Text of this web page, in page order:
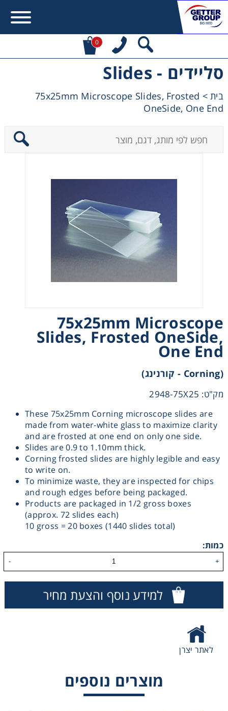
0
סליידים - Slides
בית>
75x25mm Microscope Slides, Frosted
OneSide, One End
75x25mm Microscope
Slides, Frosted OneSide,
One End
(Corning - קורנינג)
מק"ט: 2948-75X25
These 75x25mm Corning microscope slides are
made from water-white glass to maximize clarity
and are frosted at one end on only one side.
Slides are 0.9 to 1.10mm thick.
Corning frosted slides are highly legible and easy
to write on.
To minimize waste, they are inspected for chips
and rough edges before being packaged.
Products are packaged in 1/2 gross boxes
(approx. 72 slides each)
10 gross = 20 boxes (1440 slides total)
כמות:
+
-
למידע נוסף והצעת מחיר
לאתר יצרן
מוצרים נוספים
Contact form not found.
מעונין לקבל הצעת מחיר או מידע עבור:
Pumps
Sample Preparation
Shaking & Stirring
Storage
Thermometry
Washing
Chromatography
Lab Essentials
Glassware
Plasticware
Reagents & Kits